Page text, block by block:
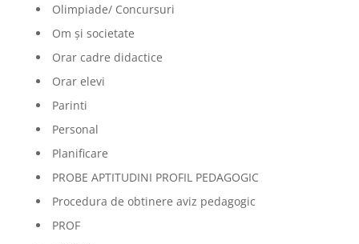
Olimpiade/ Concursuri
Om și societate
Orar cadre didactice
Orar elevi
Parinti
Personal
Planificare
PROBE APTITUDINI PROFIL PEDAGOGIC
Procedura de obtinere aviz pedagogic
PROF